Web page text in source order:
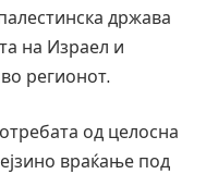
држава
на Израел и
регионот.
од целосна
враќање под